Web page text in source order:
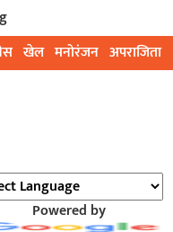
खेल मनोरंजन अपराजिता
Powered by